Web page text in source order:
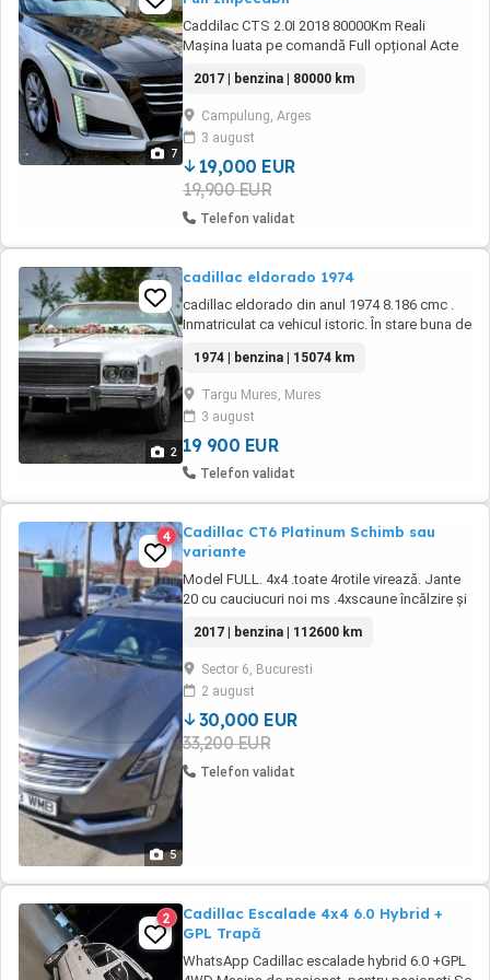
7
Caddilac CTS 2.0I 2018 80000Km Reali
Mașina luata pe comandă Full opțional Acte
impecabilă
2017 | benzina | 80000 km
Campulung, Arges
3 august
19,000 EUR
19,900 EUR
Telefon validat
2
cadillac eldorado 1974
cadillac eldorado din anul 1974 8.186 cmc .
Inmatriculat ca vehicul istoric. În stare buna de
telefon nu se accepta schimburi
1974 | benzina | 15074 km
Targu Mures, Mures
3 august
19 900 EUR
Telefon validat
5
4
Cadillac CT6 Platinum Schimb sau
variante
Model FULL. 4x4 .toate 4rotile virează. Jante
20 cu cauciucuri noi ms .4xscaune încălzire și
pedestrian atenție. parchează singura în 4 5
moduri cutie automata 8VITEZE. Trapa dubla.
Perdelele. 32 boxe super sonorizare .Tablete
spate cu căști. Ptr mai multe ...
2017 | benzina | 112600 km
Sector 6, Bucuresti
2 august
30,000 EUR
33,200 EUR
Telefon validat
2
Cadillac Escalade 4x4 6.0 Hybrid +
GPL Trapă
WhatsApp Cadillac escalade hybrid 6.0 +GPL